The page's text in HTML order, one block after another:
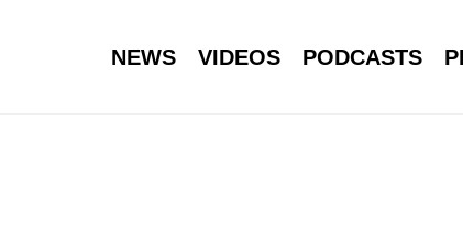
NEWS VIDEOS PODCASTS